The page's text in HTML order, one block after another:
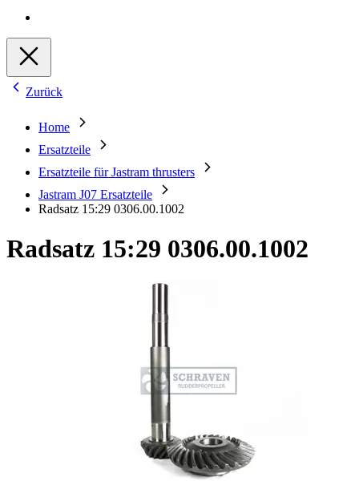
Zurück
Home
Ersatzteile
Ersatzteile für Jastram thrusters
Jastram J07 Ersatzteile
Radsatz 15:29 0306.00.1002
Radsatz 15:29 0306.00.1002